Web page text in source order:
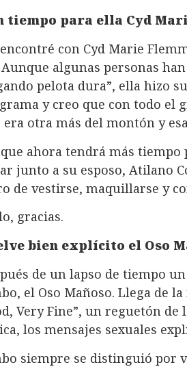
tiempo para ella Cyd
con Cyd Marie
algunas personas
pelota dura”, ella hizo
y creo que con todo el
era otra más del montón y
ahora tendrá más tiempo
junto a su esposo, Atilano
de vestirse, maquillarse y
gracias.
bien explícito el Oso
de un lapso de tiempo
el Oso Mañoso. Llega de
Very Fine”, un reguetón
los mensajes sexuales
siempre se distinguió por